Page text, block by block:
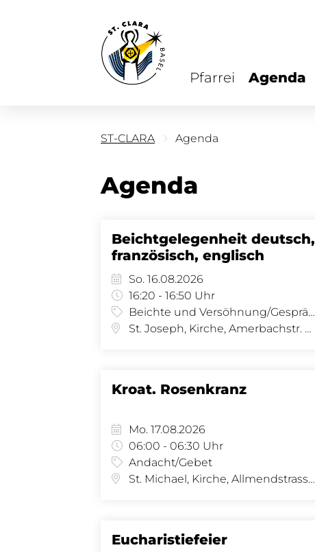
Pfarrei Agenda
ST-CLARA Agenda
Agenda
Beichtgelegenheit deutsch,
französisch, englisch
So. 16.08.2026
16:20 - 16:50 Uhr
Beichte und Versöhnung/Gespräch
St. Joseph, Kirche, Amerbachstr. 9, 4057 Basel
Kroat. Rosenkranz
Mo. 17.08.2026
06:00 - 06:30 Uhr
Andacht/Gebet
St. Michael, Kirche, Allmendstrasse 34, 4058 Basel
Eucharistiefeier